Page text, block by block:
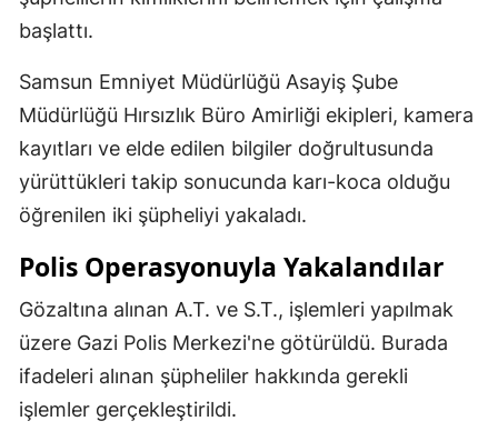
başlattı.
Samsun Emniyet Müdürlüğü Asayiş Şube
Müdürlüğü Hırsızlık Büro Amirliği ekipleri, kamera
kayıtları ve elde edilen bilgiler doğrultusunda
yürüttükleri takip sonucunda karı-koca olduğu
öğrenilen iki şüpheliyi yakaladı.
Polis Operasyonuyla Yakalandılar
Gözaltına alınan A.T. ve S.T., işlemleri yapılmak
üzere Gazi Polis Merkezi'ne götürüldü. Burada
ifadeleri alınan şüpheliler hakkında gerekli
işlemler gerçekleştirildi.